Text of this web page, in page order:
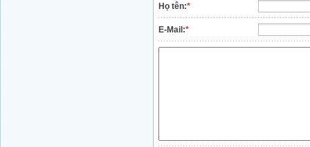
Họ tên:*
E-Mail:*